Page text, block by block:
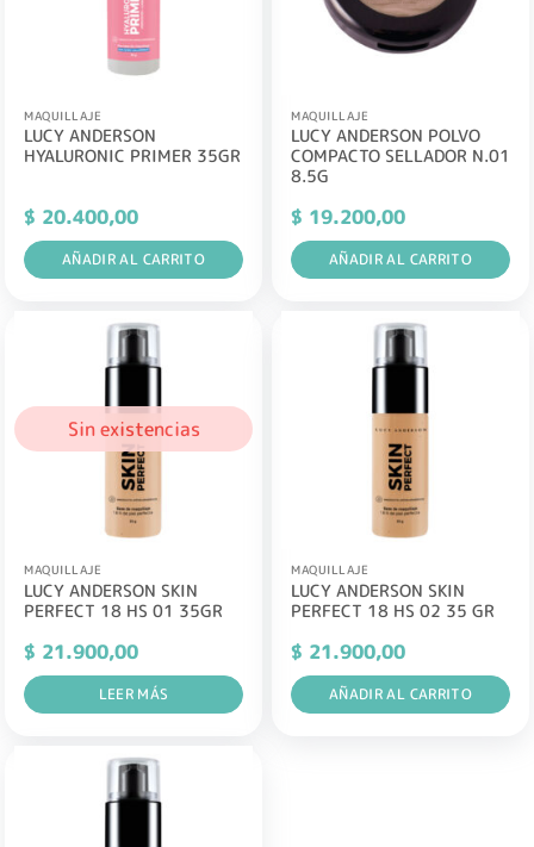
MAQUILLAJE
LUCY ANDERSON
HYALURONIC PRIMER 35GR
$ 20.400,00
AÑADIR AL CARRITO
MAQUILLAJE
LUCY ANDERSON POLVO
COMPACTO SELLADOR N.01
8.5G
$ 19.200,00
AÑADIR AL CARRITO
Sin existencias
MAQUILLAJE
LUCY ANDERSON SKIN
PERFECT 18 HS 01 35GR
$ 21.900,00
LEER MÁS
MAQUILLAJE
LUCY ANDERSON SKIN
PERFECT 18 HS 02 35 GR
$ 21.900,00
AÑADIR AL CARRITO